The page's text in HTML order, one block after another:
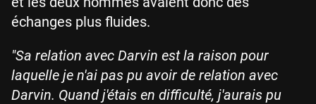
échanges plus fluides.
"Sa relation avec Darvin est la raison pour
laquelle je n'ai pas pu avoir de relation avec
Darvin. Quand j'étais en difficulté, j'aurais pu